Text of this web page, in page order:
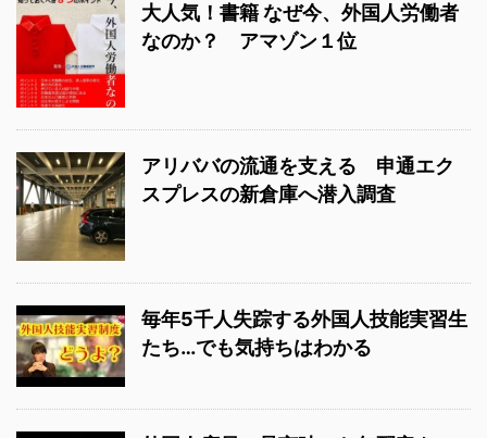
大人気！書籍 なぜ今、外国人労働者
なのか？ アマゾン１位
アリババの流通を支える 申通エク
スプレスの新倉庫へ潜入調査
毎年5千人失踪する外国人技能実習生
たち…でも気持ちはわかる